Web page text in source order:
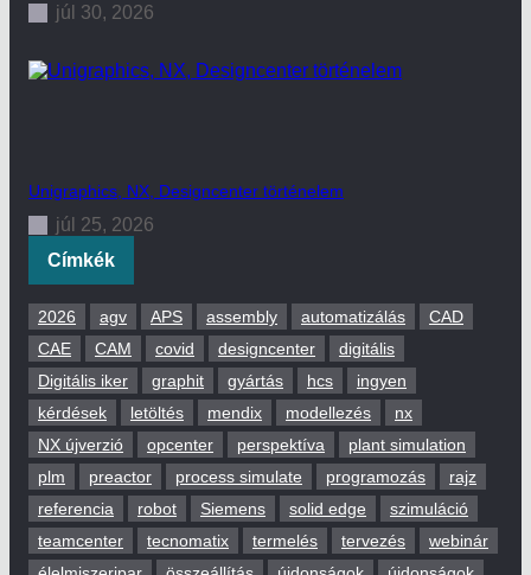
júl 30, 2026
Unigraphics, NX, Designcenter történelem
júl 25, 2026
Címkék
2026 agv APS assembly automatizálás
CAD
CAE
CAM covid designcenter
digitális
Digitális iker
graphit gyártás hcs
ingyen
kérdések
letöltés mendix modellezés
nx
NX újverzió
opcenter perspektíva
plant simulation
plm
preactor process simulate programozás
rajz
referencia
robot Siemens solid edge
szimuláció
teamcenter
tecnomatix termelés tervezés
webinár